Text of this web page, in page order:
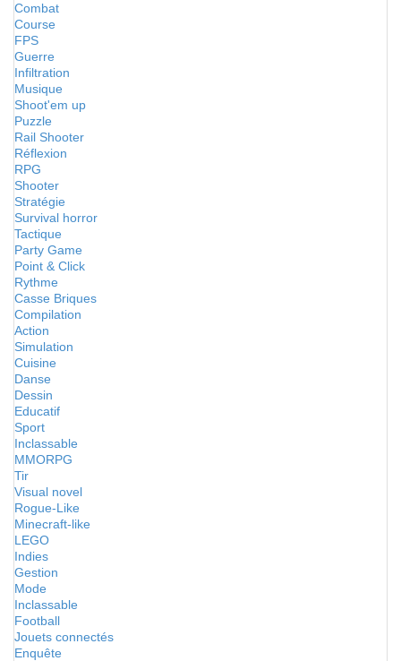
Combat
Course
FPS
Guerre
Infiltration
Musique
Shoot'em up
Puzzle
Rail Shooter
Réflexion
RPG
Shooter
Stratégie
Survival horror
Tactique
Party Game
Point & Click
Rythme
Casse Briques
Compilation
Action
Simulation
Cuisine
Danse
Dessin
Educatif
Sport
Inclassable
MMORPG
Tir
Visual novel
Rogue-Like
Minecraft-like
LEGO
Indies
Gestion
Mode
Inclassable
Football
Jouets connectés
Enquête